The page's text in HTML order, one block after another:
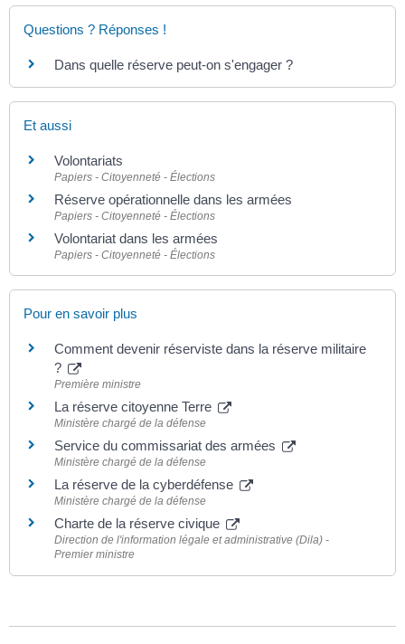
Questions ? Réponses !
Dans quelle réserve peut-on s'engager ?
Et aussi
Volontariats
Papiers - Citoyenneté - Élections
Réserve opérationnelle dans les armées
Papiers - Citoyenneté - Élections
Volontariat dans les armées
Papiers - Citoyenneté - Élections
Pour en savoir plus
Comment devenir réserviste dans la réserve militaire
?
Première ministre
La réserve citoyenne Terre
Ministère chargé de la défense
Service du commissariat des armées
Ministère chargé de la défense
La réserve de la cyberdéfense
Ministère chargé de la défense
Charte de la réserve civique
Direction de l'information légale et administrative (Dila) -
Premier ministre